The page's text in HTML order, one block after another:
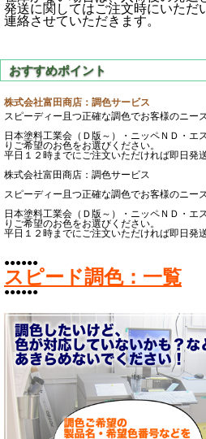
発送に関してはご注文時にいただ
連絡させていただきます。
株式会社富田商店：調色サービス
スピーディー且つ正確な調色でお客様のニー
日本塗料工業会（Ｄ版～）・ニッペＮＤ・
りご希望のお色をお選びください。
平日１２時までにご注文いただければ即日発
株式会社富田商店：調色サービス
スピーディー且つ正確な調色でお客様のニー
日本塗料工業会（Ｄ版～）・ニッペＮＤ・
りご希望のお色をお選びください。
平日１２時までにご注文いただければ即日発
●●●●●●
スピード調色：一覧
●●●●●●